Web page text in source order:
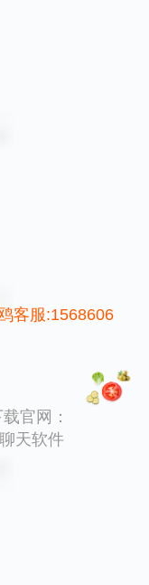
客服:1568606
官网：
天软件